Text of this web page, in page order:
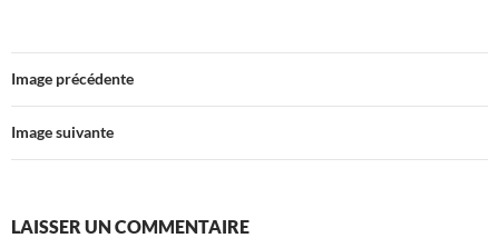
Image précédente
Image suivante
LAISSER UN COMMENTAIRE